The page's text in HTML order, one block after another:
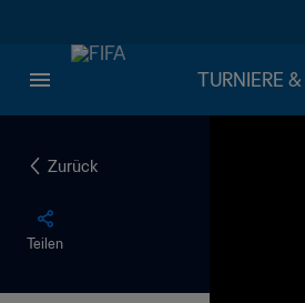
TURNIERE
Zurück
Teilen